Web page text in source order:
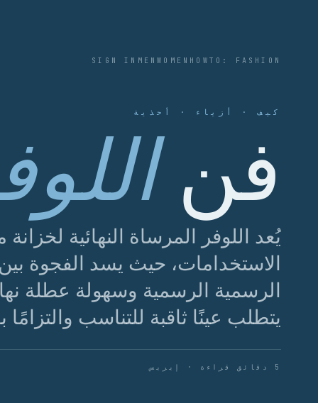
HOWTO: FASHION
WOMEN
MEN
SIGN IN
كيف · أزياء · أحذية
فن
يُعد اللوفر المرساة النهائية
الاستخدامات، حيث يسد الفجوة
الرسمية الرسمية وسهولة عطلة
يتطلب عينًا ثاقبة للتناسب والتزامًا
5 دقائق قراءة · إيريس